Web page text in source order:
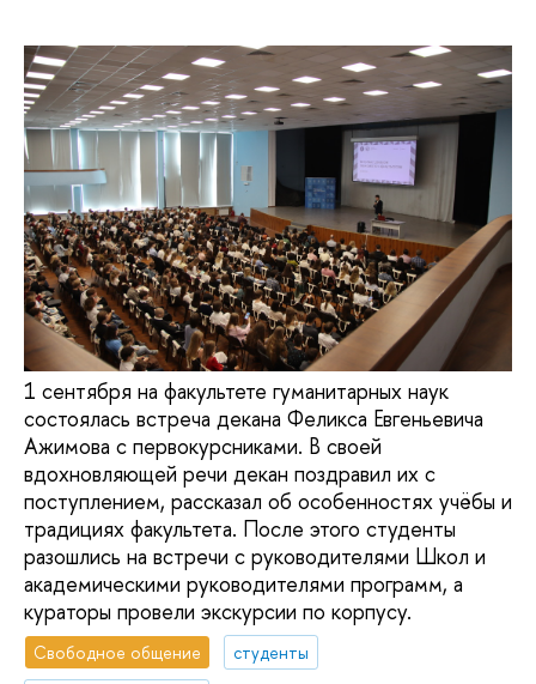
1 сентября на факультете гуманитарных наук
состоялась встреча декана Феликса Евгеньевича
Ажимова с первокурсниками. В своей
вдохновляющей речи декан поздравил их с
поступлением, рассказал об особенностях учёбы и
традициях факультета. После этого студенты
разошлись на встречи с руководителями Школ и
академическими руководителями программ, а
кураторы провели экскурсии по корпусу.
Свободное общение
студенты